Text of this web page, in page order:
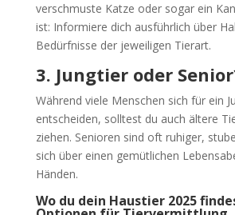
verschmuste Katze oder sogar ein
ist: Informiere dich ausführlich über
Bedürfnisse der jeweiligen Tierart.
3. Jungtier oder
Während viele Menschen sich für ein
entscheiden, solltest du auch ältere
ziehen. Senioren sind oft ruhiger,
sich über einen gemütlichen
Händen.
Wo du dein Haustier 2025